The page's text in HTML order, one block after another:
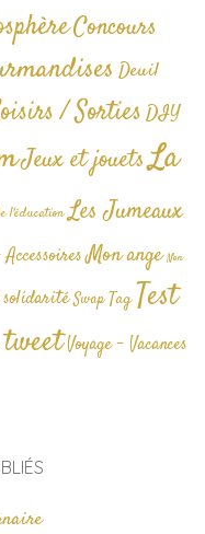
Concours
Deuil
/ SortiesDIY
Jeux et jouetsLa
l'éducation Les Jumeaux
Mon ange Non
Swap TagTest
Voyage - Vacances